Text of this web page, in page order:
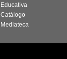
Educativa
Catálogo
Mediateca